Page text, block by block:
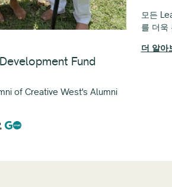
Fund
of Creative West's Alumni
모든
를 더욱
더 알아